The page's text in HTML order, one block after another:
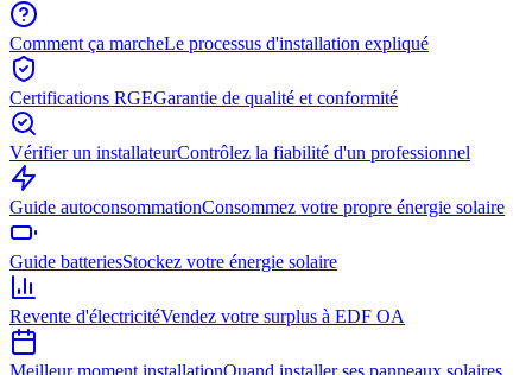
Comment ça marcheLe processus d'installation expliqué
Certifications RGEGarantie de qualité et conformité
Vérifier un installateurContrôlez la fiabilité d'un professionnel
Guide autoconsommationConsommez votre propre énergie solaire
Guide batteriesStockez votre énergie solaire
Revente d'électricitéVendez votre surplus à EDF OA
Meilleur moment installationQuand installer ses panneaux solaires